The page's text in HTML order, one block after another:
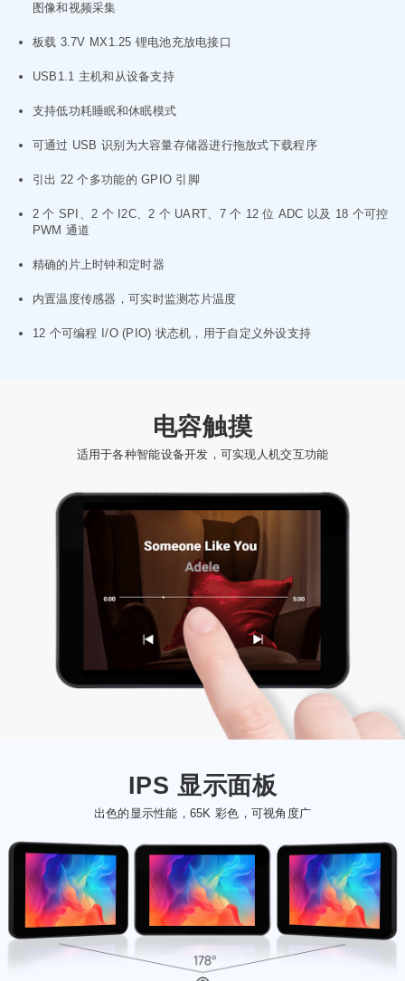
图像和视频采集
板载 3.7V MX1.25 锂电池充放电接口
USB1.1 主机和从设备支持
支持低功耗睡眠和休眠模式
可通过 USB 识别为大容量存储器进行拖放式下载程序
引出 22 个多功能的 GPIO 引脚
2 个 SPI、2 个 I2C、2 个 UART、7 个 12 位 ADC 以及 18 个可控
PWM 通道
精确的片上时钟和定时器
内置温度传感器，可实时监测芯片温度
12 个可编程 I/O (PIO) 状态机，用于自定义外设支持
电容触摸
适用于各种智能设备开发，可实现人机交互功能
IPS 显示面板
出色的显示性能，65K 彩色，可视角度广